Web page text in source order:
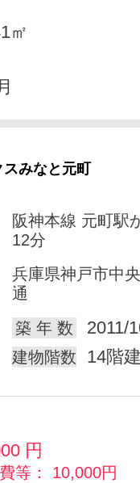
㎡
みなと元町
阪神本線 元町駅
12分
兵庫県神戸市中
通
築 年 数
2011/
建物階数 14階
円
等： 10,000円